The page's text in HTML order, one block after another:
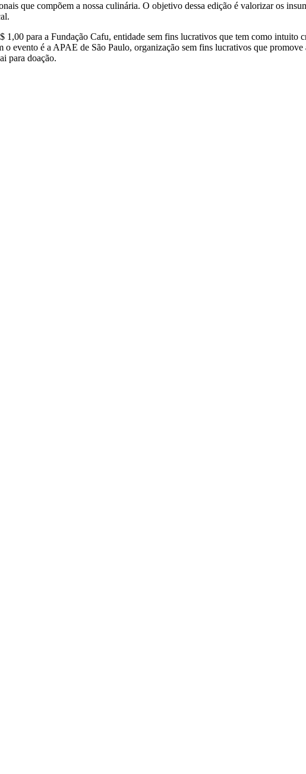
que compõem a nossa culinária. O objetivo dessa edição é valorizar os
para a Fundação Cafu, entidade sem fins lucrativos que tem como intuito
evento é a APAE de São Paulo, organização sem fins lucrativos que
para doação.